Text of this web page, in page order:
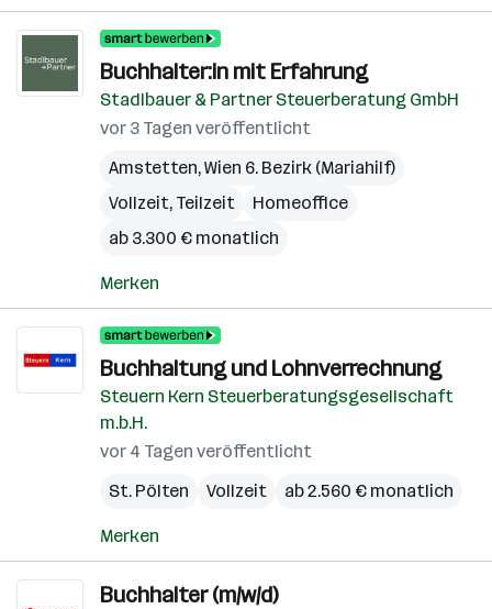
Buchhalter:in mit Erfahrung
Stadlbauer & Partner Steuerberatung GmbH
vor 3 Tagen veröffentlicht
Amstetten,Wien 6. Bezirk (Mariahilf)
Vollzeit, Teilzeit
Homeoffice
ab 3.300 € monatlich
Merken
Buchhaltung und Lohnverrechnung
Steuern Kern Steuerberatungsgesellschaft
m.b.H.
vor 4 Tagen veröffentlicht
St. Pölten
Vollzeit ab 2.560 € monatlich
Merken
Buchhalter (m/w/d)